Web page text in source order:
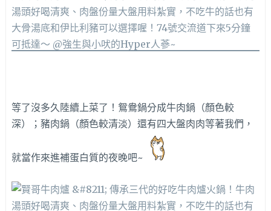
等了沒多久陸續上菜了！鴛鴦鍋分成牛肉鍋（顏色較
深）；豬肉鍋（顏色較清淡）還有四大盤肉肉等著我們，
就當作來進補蛋白質的夜晚吧~